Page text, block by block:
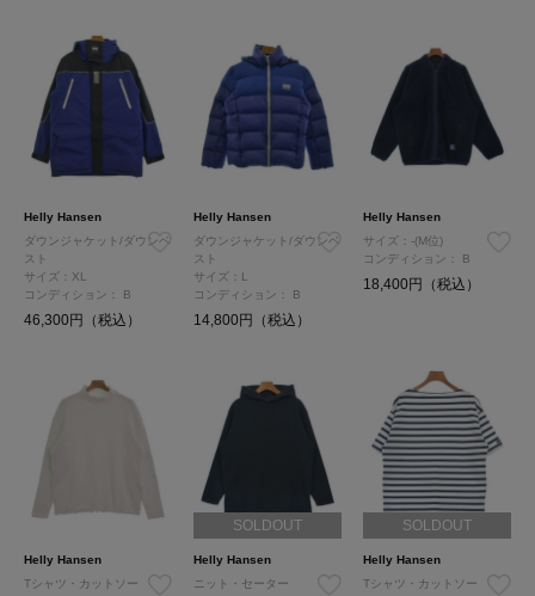
Helly Hansen
ダウンジャケット/ダウンベ
スト
サイズ：XL
コンディション： B
46,300円（税込）
Helly Hansen
ダウンジャケット/ダウンベ
スト
サイズ：L
コンディション：
B
14,800円（税込）
Helly Hansen
サイズ：-(M位)
コンディション：
B
18,400円（税込）
Helly Hansen
Tシャツ・カットソー
SOLDOUT
Helly Hansen
ニット・セーター
SOLDOUT
Helly Hansen
Tシャツ・カットソー